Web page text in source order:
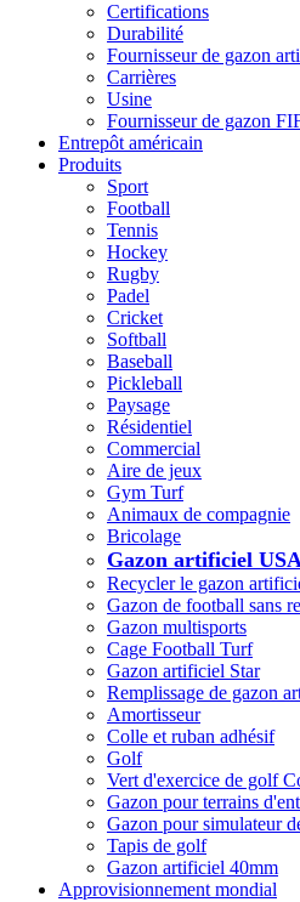
Certifications
Durabilité
Fournisseur de gazon
Carrières
Usine
Fournisseur de gazon
Entrepôt américain
Produits
Sport
Football
Tennis
Hockey
Rugby
Padel
Cricket
Softball
Baseball
Pickleball
Paysage
Résidentiel
Commercial
Aire de jeux
Gym Turf
Animaux de compagnie
Bricolage
Gazon artificiel
Recycler le gazon
Gazon de football sans
Gazon multisports
Cage Football Turf
Gazon artificiel Star
Remplissage de gazon
Amortisseur
Colle et ruban adhésif
Golf
Vert d'exercice de golf
Gazon pour terrains
Gazon pour simulateur
Tapis de golf
Gazon artificiel 40mm
Approvisionnement mondial